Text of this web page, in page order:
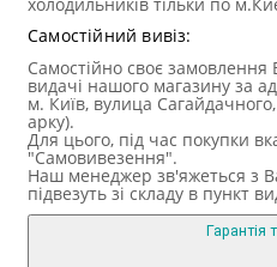
Самостійний вивіз:
Самостійно своє замовлення
видачі нашого магазину за
м. Київ, вулица
арку).
Для цього, під час покупки
"Самовивезення".
Наш менеджер зв'яжеться з
підвезуть зі складу в пункт